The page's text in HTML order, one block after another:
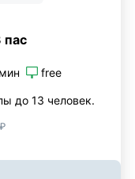
пас
free
до 13 человек.